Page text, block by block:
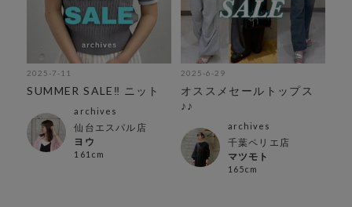
2025-7-11
SUMMER SALE‼︎ ニット
archives
仙台エスパル店
ヨウ
161cm
2025-6-29
オススメセールトップス
♪♪
archives
千葉ペリエ店
マツモト
165cm